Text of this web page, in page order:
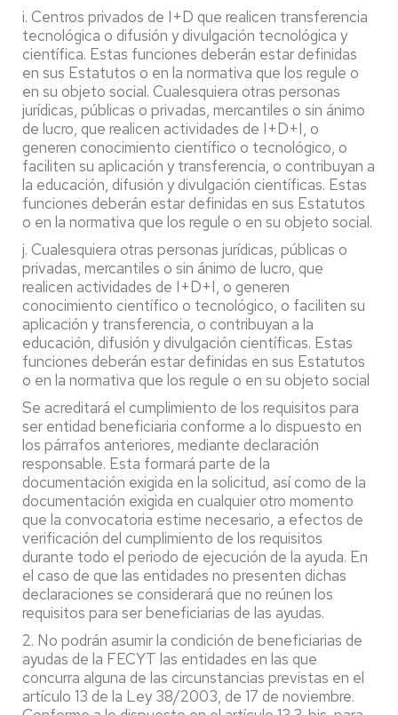
i. Centros privados de I+D que realicen transferencia
tecnológica o difusión y divulgación tecnológica y
científica. Estas funciones deberán estar definidas
en sus Estatutos o en la normativa que los regule o
en su objeto social. Cualesquiera otras personas
jurídicas, públicas o privadas, mercantiles o sin ánimo
de lucro, que realicen actividades de I+D+I, o
generen conocimiento científico o tecnológico, o
faciliten su aplicación y transferencia, o contribuyan a
la educación, difusión y divulgación científicas. Estas
funciones deberán estar definidas en sus Estatutos
o en la normativa que los regule o en su objeto social.
j. Cualesquiera otras personas jurídicas, públicas o
privadas, mercantiles o sin ánimo de lucro, que
realicen actividades de I+D+I, o generen
conocimiento científico o tecnológico, o faciliten su
aplicación y transferencia, o contribuyan a la
educación, difusión y divulgación científicas. Estas
funciones deberán estar definidas en sus Estatutos
o en la normativa que los regule o en su objeto social
Se acreditará el cumplimiento de los requisitos para
ser entidad beneficiaria conforme a lo dispuesto en
los párrafos anteriores, mediante declaración
responsable. Esta formará parte de la
documentación exigida en la solicitud, así como de la
documentación exigida en cualquier otro momento
que la convocatoria estime necesario, a efectos de
verificación del cumplimiento de los requisitos
durante todo el periodo de ejecución de la ayuda. En
el caso de que las entidades no presenten dichas
declaraciones se considerará que no reúnen los
requisitos para ser beneficiarias de las ayudas.
2. No podrán asumir la condición de beneficiarias de
ayudas de la FECYT las entidades en las que
concurra alguna de las circunstancias previstas en el
artículo 13 de la Ley 38/2003, de 17 de noviembre.